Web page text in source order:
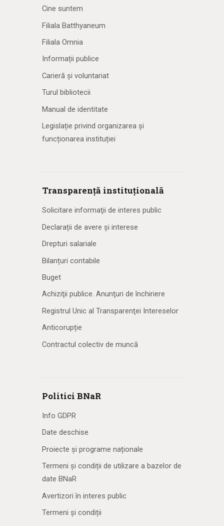
Cine suntem
Filiala Batthyaneum
Filiala Omnia
Informații publice
Carieră și voluntariat
Turul bibliotecii
Manual de identitate
Legislație privind organizarea și
funcționarea instituției
Transparență instituțională
Solicitare informaţii de interes public
Declarații de avere și interese
Drepturi salariale
Bilanțuri contabile
Buget
Achiziţii publice. Anunţuri de închiriere
Registrul Unic al Transparenţei Intereselor
Anticorupție
Contractul colectiv de muncă
Politici BNaR
Info GDPR
Date deschise
Proiecte și programe naționale
Termeni și condiții de utilizare a bazelor de
date BNaR
Avertizori în interes public
Termeni și condiții